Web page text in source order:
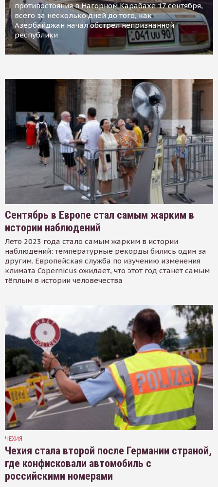
противостояния в Нагорном Карабахе 17 сентября,
всего за несколько дней до того, как
Азербайджан начал обстрел непризнанной
республики
Сентябрь в Европе стал самым жарким в
истории наблюдений
Лето 2023 года стало самым жарким в истории
наблюдений: температурные рекорды бились один за
другим. Европейская служба по изучению изменения
климата Copernicus ожидает, что этот год станет самым
тёплым в истории человечества
ЧЕХИЯ
Чехия стала второй после Германии страной,
где конфисковали автомобиль с
российскими номерами